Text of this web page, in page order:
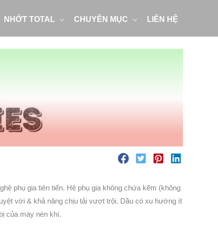
NHỚT TOTAL CHUYÊN MỤC LIÊN HỆ
phụ gia tiên tiến. Hệ phụ gia không chứa kẽm (không
vời & khả năng chịu tải vượt trội. Dầu có xu hướng ít
của máy nén khí.